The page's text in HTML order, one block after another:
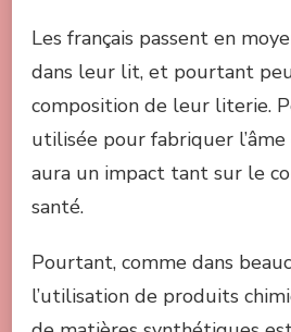
Les français passent en
dans leur lit, et pourtant
composition de leur literie.
utilisée pour fabriquer
aura un impact tant sur le
santé.
Pourtant, comme dans
l’utilisation de produits